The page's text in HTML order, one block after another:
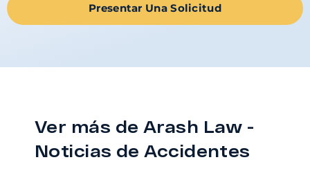
Presentar Una Solicitud
Ver más de Arash Law -
Noticias de Accidentes